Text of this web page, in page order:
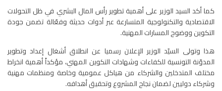
كما أكد السيد الوزير على أهمية تطوير رأس المال البشري في ظل التحولات
الاقتصادية والتكنولوجية المتسارعة عبر أدوات حديثة وفعّالة تضمن جودة
التكوين ووضوح المسارات المهنية.
هذا وتولى السيّد الوزير الإعلان رسميا عن انطلاق أشغال إعداد وتطوير
المدوّنة التونسية للكفاءات وشهادات التكوين المهني، مؤكداً أهمية انخراط
مختلف المتدخلين والشركاء من هياكل عمومية وخاصة ومنظمات مهنية
وشركاء دوليين لضمان نجاح المشروع وتحقيق أهدافه.